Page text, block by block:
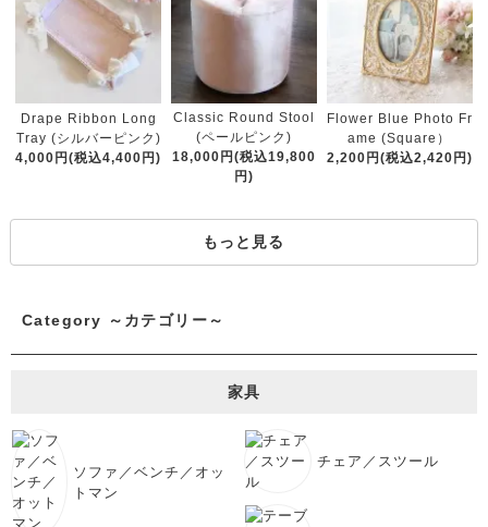
Drape Ribbon Long
Tray (シルバーピンク)
4,000円(税込4,400円)
Classic Round Stool
(ペールピンク)
18,000円(税込19,800
円)
Flower Blue Photo Fr
ame (Square）
2,200円(税込2,420円)
もっと見る
Category ～カテゴリー～
家具
ソファ／ベンチ／オッ
トマン
チェア／スツール